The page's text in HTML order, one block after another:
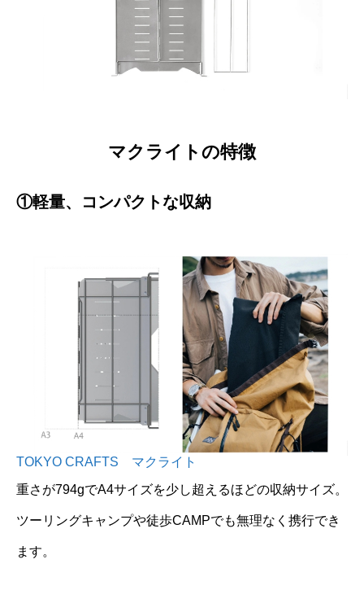
マクライトの特徴
①軽量、コンパクトな収納
TOKYO CRAFTS マクライト
重さが794gでA4サイズを少し超えるほどの収納サイズ。
ツーリングキャンプや徒歩CAMPでも無理なく携行でき
ます。